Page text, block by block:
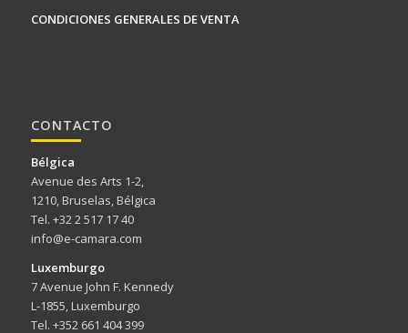
CONDICIONES GENERALES DE VENTA
CONTACTO
Bélgica
Avenue des Arts 1-2,
1210, Bruselas, Bélgica
Tel. +32 2 517 17 40
info@e-camara.com
Luxemburgo
7 Avenue John F. Kennedy
L-1855, Luxemburgo
Tel. +352 661 404 399